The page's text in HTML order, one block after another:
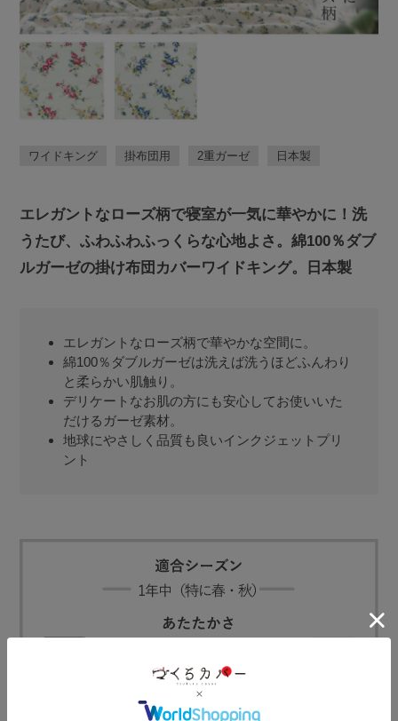
ワイドキング 掛布団用 2重ガーゼ 日本製
エレガントなローズ柄で寝室が一気に華やかに！洗
うたび、ふわふわふっくらな心地よさ。綿100％ダブ
ルガーゼの掛け布団カバーワイドキング。日本製
エレガントなローズ柄で華やかな空間に。
綿100％ダブルガーゼは洗えば洗うほどふんわり
と柔らかい肌触り。
デリケートなお肌の方にも安心してお使いいた
だけるガーゼ素材。
地球にやさしく品質も良いインクジェットプリ
ント